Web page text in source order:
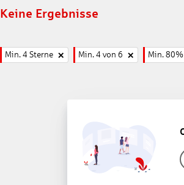
Keine Ergebnisse
Min. 4 Sterne Min. 4 von 6 Min. 80%